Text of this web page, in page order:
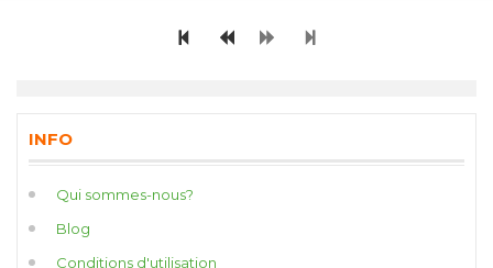
INFO
Qui sommes-nous?
Blog
Conditions d'utilisation